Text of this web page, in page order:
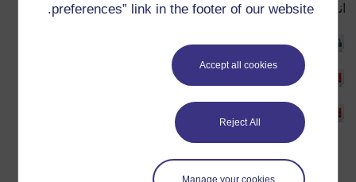
preferences” link in the footer of our website.
Accept all cookies
Reject All
Manage your cookies
انقر للتشغيل:
تنزيل الموارد الصوتية
تنزيل النص
تنزيل النص